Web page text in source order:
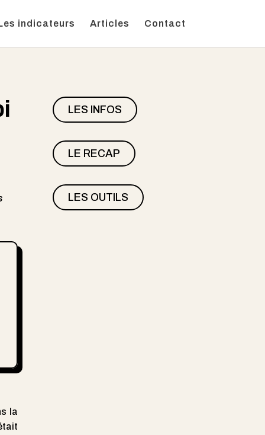
indicateurs Articles Contact
la
LES INFOS
LE RECAP
LES OUTILS